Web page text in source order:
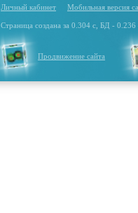
Личный кабинет Мобильная версия
Страница создана за 0.304 с, БД - 0.236
Продвижение сайта